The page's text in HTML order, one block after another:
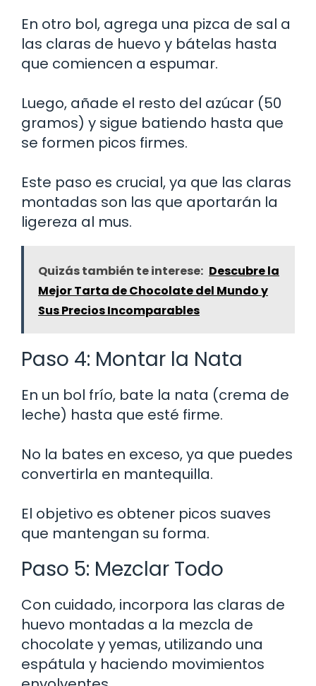
En otro bol, agrega una pizca de sal a
las claras de huevo y bátelas hasta
que comiencen a espumar.
Luego, añade el resto del azúcar (50
gramos) y sigue batiendo hasta que
se formen picos firmes.
Este paso es crucial, ya que las claras
montadas son las que aportarán la
ligereza al mus.
Quizás también te interese: Descubre la
Mejor Tarta de Chocolate del Mundo y
Sus Precios Incomparables
Paso 4: Montar la Nata
En un bol frío, bate la nata (crema de
leche) hasta que esté firme.
No la bates en exceso, ya que puedes
convertirla en mantequilla.
El objetivo es obtener picos suaves
que mantengan su forma.
Paso 5: Mezclar Todo
Con cuidado, incorpora las claras de
huevo montadas a la mezcla de
chocolate y yemas, utilizando una
espátula y haciendo movimientos